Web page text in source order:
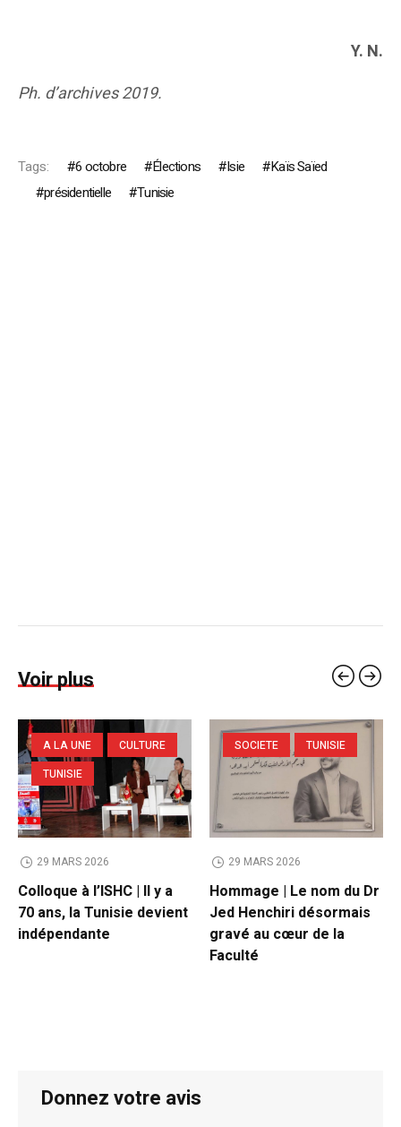
Y. N.
Ph. d’archives 2019.
Tags: 6 octobre Élections Isie
Kaïs Saïed
présidentielle
Tunisie
Voir plus
A LA UNE
CULTURE
TUNISIE
29 MARS 2026
Colloque à l’ISHC | Il y a
70 ans, la Tunisie devient
indépendante
SOCIETE TUNISIE
29 MARS 2026
Hommage | Le nom du Dr
Jed Henchiri désormais
gravé au cœur de la
Faculté
Donnez votre avis